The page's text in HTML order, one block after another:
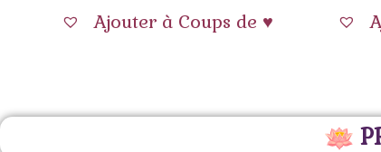
Ajouter à Coups de ♥